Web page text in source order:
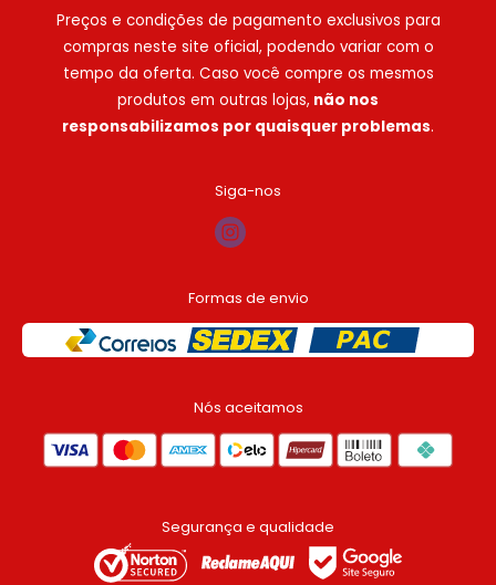
possibilitamos que comércios e clientes
encontrem as melhores embalagens e
descartáveis, sempre com qualidade e ótimo
custo-benefício. Atendemos deliveries,
E-mail: [email protected]
Seg-Sex:08:00h às 18:00h
08:00h às 15:00h
Domingo e feriados: não há atendimento
Preços e condições de pagamento exclusivos para
compras neste site oficial, podendo variar com o
tempo da oferta. Caso você compre os mesmos
produtos em outras lojas, não nos
responsabilizamos por quaisquer problemas.
Siga-nos
Formas de envio
Nós aceitamos
Segurança e qualidade